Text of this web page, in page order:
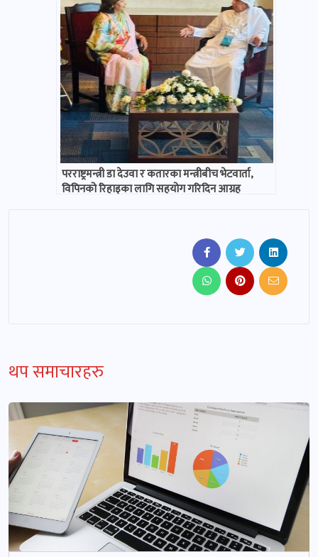
परराष्ट्रमन्त्री डा देउवा र कतारका मन्त्रीबीच भेटवार्ता,
विपिनको रिहाइका लागि सहयोग गरिदिन आग्रह
थप समाचारहरु